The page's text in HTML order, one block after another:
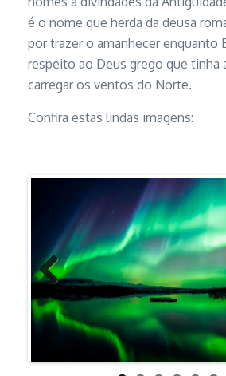
é o nome que herda da deusa
por trazer o amanhecer enquanto
respeito ao Deus grego que tinha
carregar os ventos do Norte.
Confira estas lindas imagens:
Previous